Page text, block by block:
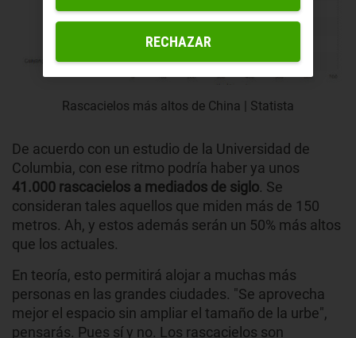
Rascacielos más altos de China | Statista
De acuerdo con un estudio de la Universidad de
Columbia, con ese ritmo podría haber ya unos
41.000 rascacielos a mediados de siglo. Se
consideran tales aquellos que miden más de 150
metros. Ah, y estos además serán un 50% más altos
que los actuales.
En teoría, esto permitirá alojar a muchas más
personas en las grandes ciudades. "Se aprovecha
mejor el espacio sin ampliar el tamaño de la urbe",
pensarás. Pues sí y no. Los rascacielos son
RECHAZAR